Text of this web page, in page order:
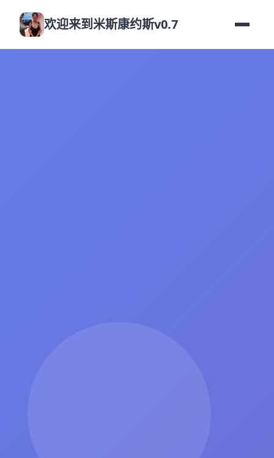
欢迎来到米斯康约斯v0.7